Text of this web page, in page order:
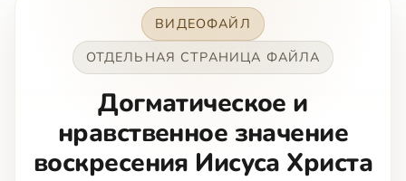
ВИДЕОФАЙЛ
ОТДЕЛЬНАЯ СТРАНИЦА ФАЙЛА
Догматическое и
нравственное значение
воскресения Иисуса Христа